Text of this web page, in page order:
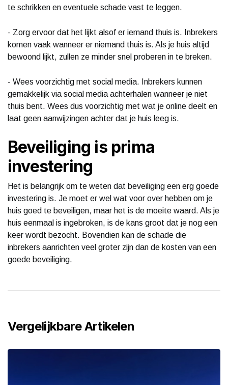
te schrikken en eventuele schade vast te leggen.
- Zorg ervoor dat het lijkt alsof er iemand thuis is. Inbrekers
komen vaak wanneer er niemand thuis is. Als je huis altijd
bewoond lijkt, zullen ze minder snel proberen in te breken.
- Wees voorzichtig met social media. Inbrekers kunnen
gemakkelijk via social media achterhalen wanneer je niet
thuis bent. Wees dus voorzichtig met wat je online deelt en
laat geen aanwijzingen achter dat je huis leeg is.
Beveiliging is prima
investering
Het is belangrijk om te weten dat beveiliging een erg goede
investering is. Je moet er wel wat voor over hebben om je
huis goed te beveiligen, maar het is de moeite waard. Als je
huis eenmaal is ingebroken, is de kans groot dat je nog een
keer wordt bezocht. Bovendien kan de schade die
inbrekers aanrichten veel groter zijn dan de kosten van een
goede beveiliging.
Vergelijkbare Artikelen